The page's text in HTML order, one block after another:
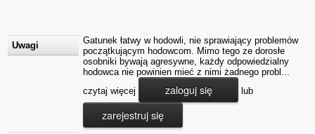
Uwagi
Gatunek łatwy w hodowli, nie sprawiający problemów
początkującym hodowcom. Mimo tego ze dorosłe
osobniki bywają agresywne, każdy odpowiedzialny
hodowca nie powinien mieć z nimi żadnego probl...
czytaj więcej
zaloguj się lub
zarejestruj się